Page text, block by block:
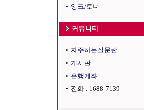
• 잉크/토너
커뮤니티
• 자주하는질문란
• 게시판
• 은행계좌
• 전화 : 1688-7139